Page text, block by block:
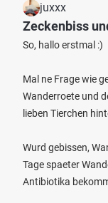
juxxx
Zeckenbiss
So, hallo erstmal :)
Mal ne Frage wie
Wanderroete und
lieben Tierchen
Wurd gebissen,
Tage spaeter
Antibiotika